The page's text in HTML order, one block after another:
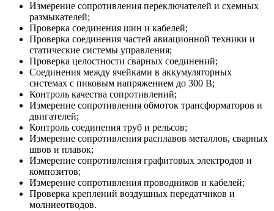
Измерение сопротивления переключателей и схемных
размыкателей;
Проверка соединения шин и кабелей;
Проверка соединения частей авиационной техники и
статические системы управления;
Проверка целостности сварных соединений;
Соединения между ячейками в аккумуляторных
системах с пиковым напряжением до 300 В;
Контроль качества сопротивлений;
Измерение сопротивления обмоток трансформаторов и
двигателей;
Контроль соединения труб и рельсов;
Измерение сопротивления расплавов металлов, сварных
швов и плавок;
Измерение сопротивления графитовых электродов и
композитов;
Измерение сопротивления проводников и кабелей;
Проверка креплений воздушных передатчиков и
молниеотводов.